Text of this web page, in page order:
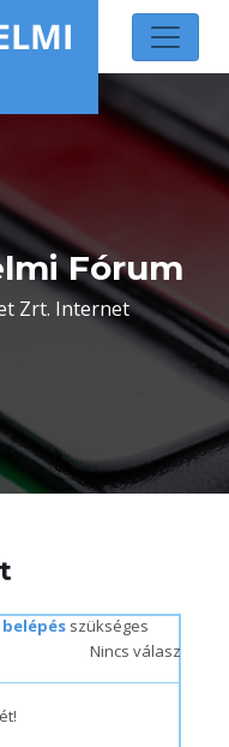
Fórum
Zrt. Internet
belépés szükséges
Nincs válasz